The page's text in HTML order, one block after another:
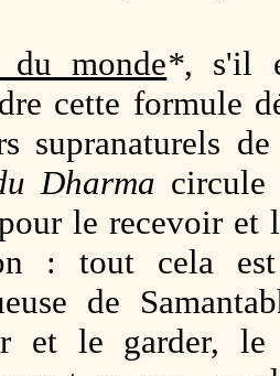
du monde*, s'il
cette formule
supranaturels de
Dharma
le recevoir et
: tout cela
de
et le garder,